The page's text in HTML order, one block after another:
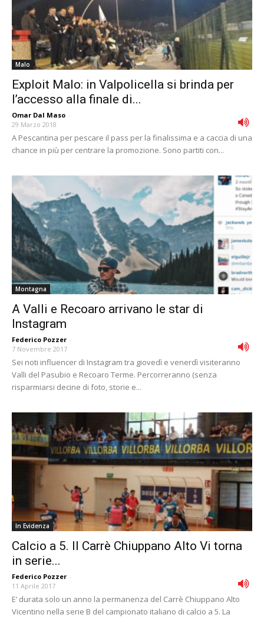
Malo
Exploit Malo: in Valpolicella si brinda per
l’accesso alla finale di...
Omar Dal Maso -
29 Marzo 2018
A Pescantina per pescare il pass per la finalissima e a caccia di una
chance in più per centrare la promozione. Sono partiti con...
Montagna
A Valli e Recoaro arrivano le star di
Instagram
Federico Pozzer -
7 Novembre 2017
Sei noti influencer di Instagram tra giovedì e venerdì visiteranno
Valli del Pasubio e Recoaro Terme. Percorreranno (senza
risparmiarsi decine di foto, storie e...
In Evidenza
Calcio a 5. Il Carrè Chiuppano Alto Vi torna
in serie...
Federico Pozzer -
11 Aprile 2017
E’ durata solo un anno la permanenza del Carrè Chiuppano Alto
Vicentino nella serie B del campionato italiano di calcio a 5. La